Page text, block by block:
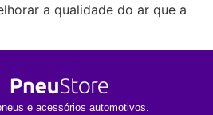
a qualidade do ar que a
e acessórios automotivos.